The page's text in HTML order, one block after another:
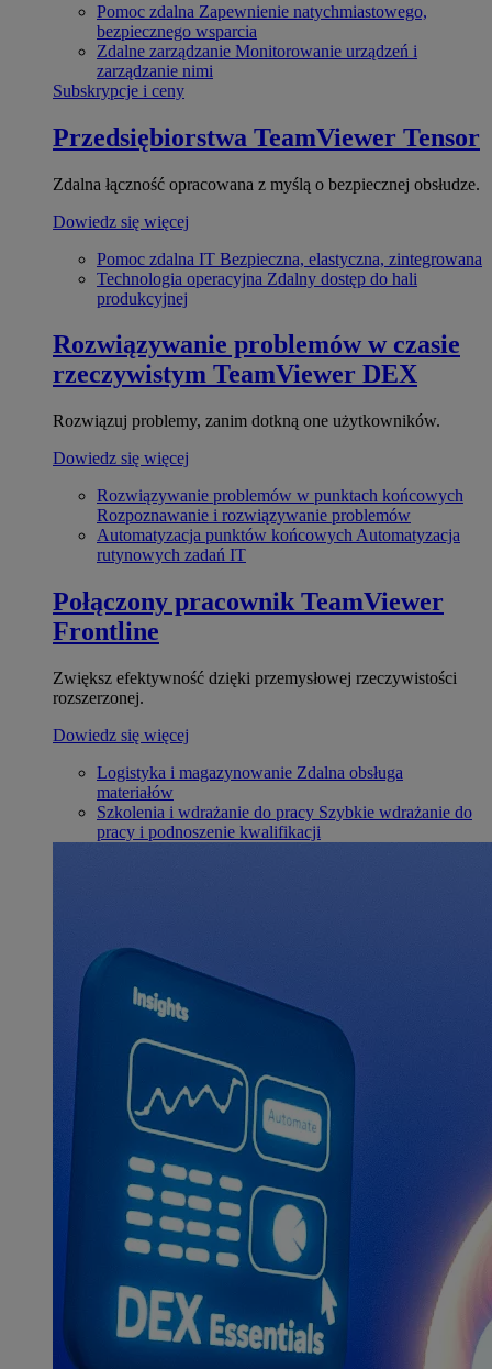
Pomoc zdalna Zapewnienie natychmiastowego,
bezpiecznego wsparcia
Zdalne zarządzanie Monitorowanie urządzeń i
zarządzanie nimi
Subskrypcje i ceny
Przedsiębiorstwa TeamViewer Tensor
Zdalna łączność opracowana z myślą o bezpiecznej obsłudze.
Dowiedz się więcej
Pomoc zdalna IT Bezpieczna, elastyczna, zintegrowana
Technologia operacyjna Zdalny dostęp do hali
produkcyjnej
Rozwiązywanie problemów w czasie
rzeczywistym TeamViewer DEX
Rozwiązuj problemy, zanim dotkną one użytkowników.
Dowiedz się więcej
Rozwiązywanie problemów w punktach końcowych
Rozpoznawanie i rozwiązywanie problemów
Automatyzacja punktów końcowych Automatyzacja
rutynowych zadań IT
Połączony pracownik TeamViewer
Frontline
Zwiększ efektywność dzięki przemysłowej rzeczywistości
rozszerzonej.
Dowiedz się więcej
Logistyka i magazynowanie Zdalna obsługa
materiałów
Szkolenia i wdrażanie do pracy Szybkie wdrażanie do
pracy i podnoszenie kwalifikacji